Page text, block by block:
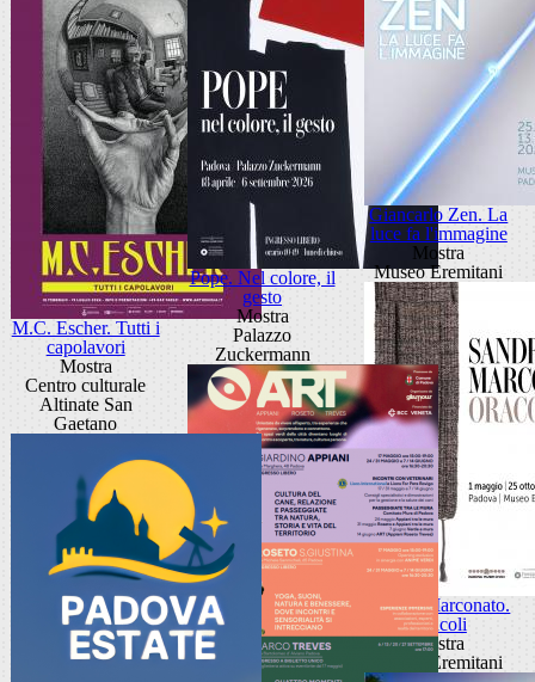
M.C. Escher. Tutti i
capolavori
Mostra
Centro culturale
Altinate San
Gaetano
Pope. Nel colore, il
gesto
Mostra
Palazzo
Zuckermann
Giancarlo Zen. La
luce fa l'immagine
Mostra
Museo Eremitani
Sandra Marconato.
Oracoli
Mostra
Museo Eremitani